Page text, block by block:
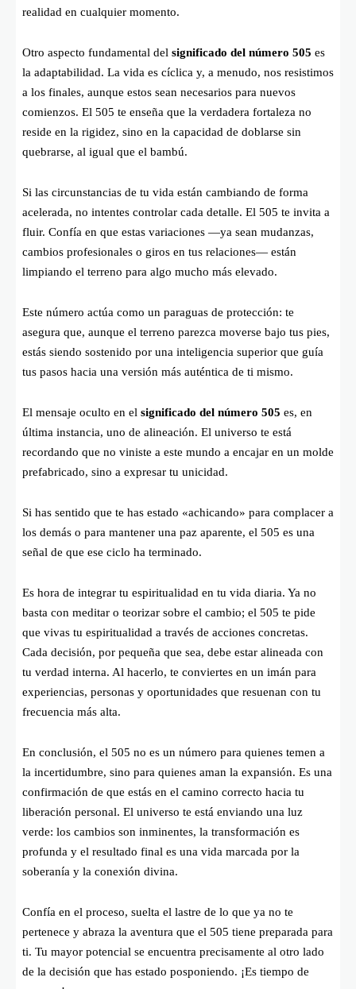
realidad en cualquier momento.
Otro aspecto fundamental del significado del número 505 es
la adaptabilidad. La vida es cíclica y, a menudo, nos resistimos
a los finales, aunque estos sean necesarios para nuevos
comienzos. El 505 te enseña que la verdadera fortaleza no
reside en la rigidez, sino en la capacidad de doblarse sin
quebrarse, al igual que el bambú.
Si las circunstancias de tu vida están cambiando de forma
acelerada, no intentes controlar cada detalle. El 505 te invita a
fluir. Confía en que estas variaciones —ya sean mudanzas,
cambios profesionales o giros en tus relaciones— están
limpiando el terreno para algo mucho más elevado.
Este número actúa como un paraguas de protección: te
asegura que, aunque el terreno parezca moverse bajo tus pies,
estás siendo sostenido por una inteligencia superior que guía
tus pasos hacia una versión más auténtica de ti mismo.
El mensaje oculto en el significado del número 505 es, en
última instancia, uno de alineación. El universo te está
recordando que no viniste a este mundo a encajar en un molde
prefabricado, sino a expresar tu unicidad.
Si has sentido que te has estado «achicando» para complacer a
los demás o para mantener una paz aparente, el 505 es una
señal de que ese ciclo ha terminado.
Es hora de integrar tu espiritualidad en tu vida diaria. Ya no
basta con meditar o teorizar sobre el cambio; el 505 te pide
que vivas tu espiritualidad a través de acciones concretas.
Cada decisión, por pequeña que sea, debe estar alineada con
tu verdad interna. Al hacerlo, te conviertes en un imán para
experiencias, personas y oportunidades que resuenan con tu
frecuencia más alta.
En conclusión, el 505 no es un número para quienes temen a
la incertidumbre, sino para quienes aman la expansión. Es una
confirmación de que estás en el camino correcto hacia tu
liberación personal. El universo te está enviando una luz
verde: los cambios son inminentes, la transformación es
profunda y el resultado final es una vida marcada por la
soberanía y la conexión divina.
Confía en el proceso, suelta el lastre de lo que ya no te
pertenece y abraza la aventura que el 505 tiene preparada para
ti. Tu mayor potencial se encuentra precisamente al otro lado
de la decisión que has estado posponiendo. ¡Es tiempo de